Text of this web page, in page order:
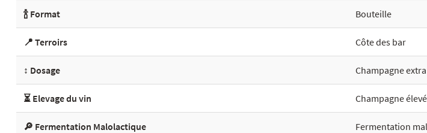
🍾 Format Bouteille
📍 Terroirs Côte des bar
↕️ Dosage Champagne
⏳ Elevage du vin Champagne
🔎 Fermentation Malolactique Fermentation